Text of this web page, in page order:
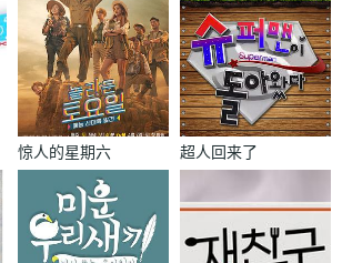
惊人的星期六 超人回来了